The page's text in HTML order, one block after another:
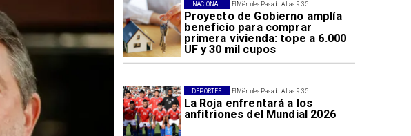
El Miércoles Pasado A Las 9:35
Proyecto de Gobierno amplía
beneficio para comprar
primera vivienda: tope a 6.000
UF y 30 mil cupos
NACIONAL
El Miércoles Pasado A Las 9:35
La Roja enfrentará a los
anfitriones del Mundial 2026
DEPORTES